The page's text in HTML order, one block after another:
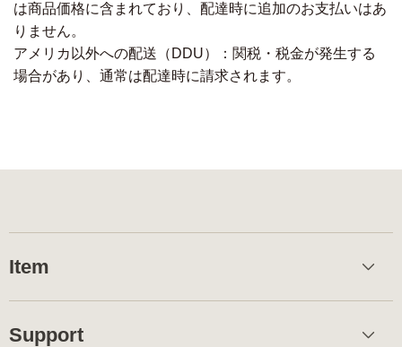
は商品価格に含まれており、配達時に追加のお支払いはあ
りません。
アメリカ以外への配送（DDU）：関税・税金が発生する
場合があり、通常は配達時に請求されます。
Item
Support